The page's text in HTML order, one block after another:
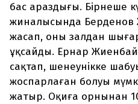
бас араздығы. Бірнеше
жиналысында Берденов
жасап, оны залдан
ұқсайды. Ернар Жиенбай
сақтап, шенеунікке
жоспарлаған болуы
жатыр. Оқиға орнынан